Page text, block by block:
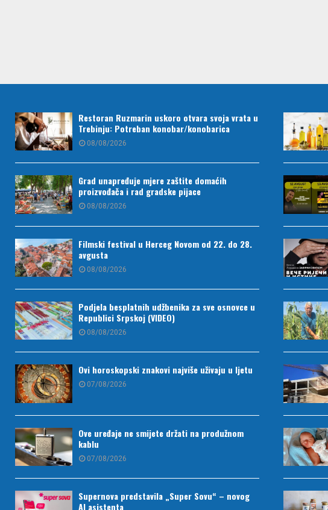
Restoran Ruzmarin uskoro otvara svoja vrata u
Trebinju: Potreban konobar/konobarica
08/08/2026
Grad unapređuje mjere zaštite domaćih
proizvođača i rad gradske pijace
08/08/2026
Filmski festival u Herceg Novom od 22. do 28.
avgusta
08/08/2026
Podjela besplatnih udžbenika za sve osnovce u
Republici Srpskoj (VIDEO)
08/08/2026
Ovi horoskopski znakovi najviše uživaju u ljetu
07/08/2026
Ove uređaje ne smijete držati na produžnom
kablu
07/08/2026
Supernova predstavila „Super Sovu“ – novog
AI asistenta